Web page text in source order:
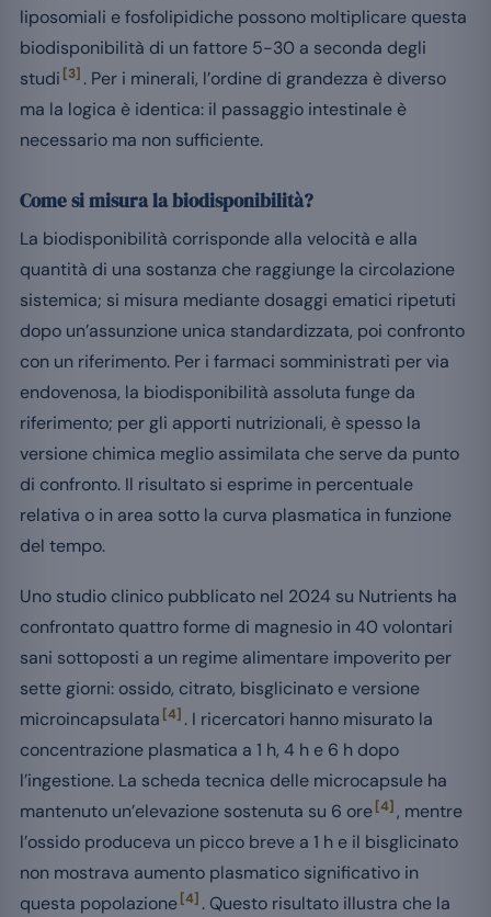
liposomiali e fosfolipidiche possono moltiplicare questa
biodisponibilità di un fattore 5-30 a seconda degli
studi [3] . Per i minerali, l’ordine di grandezza è diverso
ma la logica è identica: il passaggio intestinale è
necessario ma non sufficiente.
Come si misura la biodisponibilità?
La biodisponibilità corrisponde alla velocità e alla
quantità di una sostanza che raggiunge la circolazione
sistemica; si misura mediante dosaggi ematici ripetuti
dopo un’assunzione unica standardizzata, poi confronto
con un riferimento. Per i farmaci somministrati per via
endovenosa, la biodisponibilità assoluta funge da
riferimento; per gli apporti nutrizionali, è spesso la
versione chimica meglio assimilata che serve da punto
di confronto. Il risultato si esprime in percentuale
relativa o in area sotto la curva plasmatica in funzione
del tempo.
Uno studio clinico pubblicato nel 2024 su Nutrients ha
confrontato quattro forme di magnesio in 40 volontari
sani sottoposti a un regime alimentare impoverito per
sette giorni: ossido, citrato, bisglicinato e versione
microincapsulata [4] . I ricercatori hanno misurato la
concentrazione plasmatica a 1 h, 4 h e 6 h dopo
l’ingestione. La scheda tecnica delle microcapsule ha
mantenuto un’elevazione sostenuta su 6 ore[4] , mentre
l’ossido produceva un picco breve a 1 h e il bisglicinato
non mostrava aumento plasmatico significativo in
questa popolazione[4] . Questo risultato illustra che la